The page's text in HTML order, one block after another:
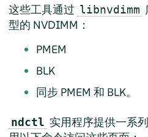
这些工具通过 libnvdimm
型的 NVDIMM：
PMEM
BLK
同步 PMEM 和 BLK。
ndctl 实用程序提供一系